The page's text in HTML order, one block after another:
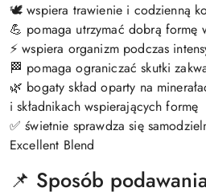
🕊️ wspiera trawienie i codzienną
💪 pomaga utrzymać dobrą formę
⚡ wspiera organizm podczas
🏁 pomaga ograniczać skutki
🌿 bogaty skład oparty na
i składnikach wspierających formę
✅ świetnie sprawdza się
Excellent Blend
📌 Sposób